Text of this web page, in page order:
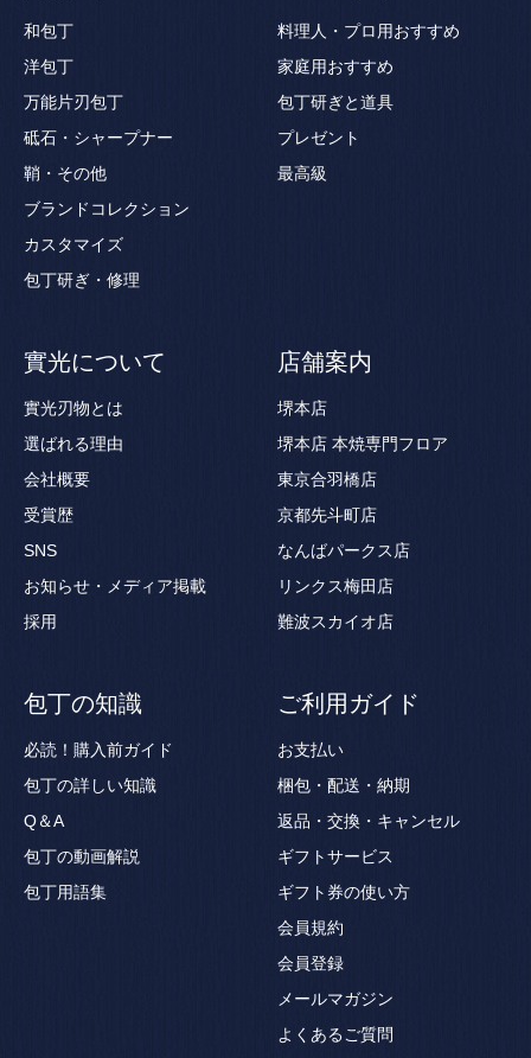
和包丁
洋包丁
万能片刃包丁
砥石・シャープナー
鞘・その他
ブランドコレクション
カスタマイズ
包丁研ぎ・修理
料理人・プロ用おすすめ
家庭用おすすめ
包丁研ぎと道具
プレゼント
最高級
實光について
實光刃物とは
選ばれる理由
会社概要
受賞歴
SNS
お知らせ・メディア掲載
採用
店舗案内
堺本店
堺本店 本焼専門フロア
東京合羽橋店
京都先斗町店
なんばパークス店
リンクス梅田店
難波スカイオ店
包丁の知識
必読！購入前ガイド
包丁の詳しい知識
Q＆A
包丁の動画解説
包丁用語集
ご利用ガイド
お支払い
梱包・配送・納期
返品・交換・キャンセル
ギフトサービス
ギフト券の使い方
会員規約
会員登録
メールマガジン
よくあるご質問